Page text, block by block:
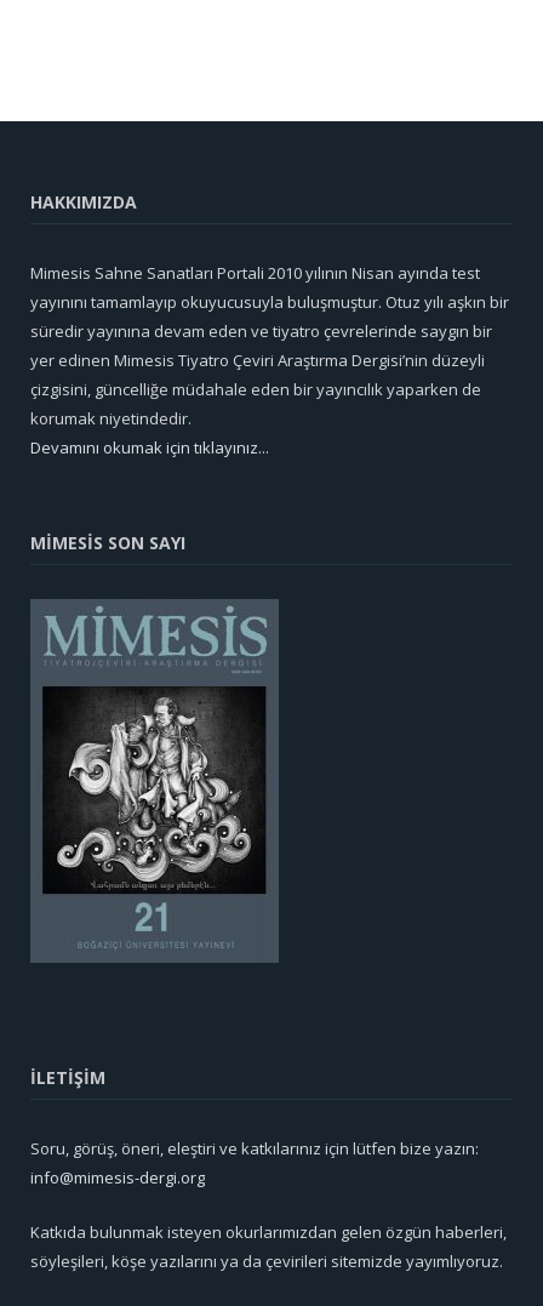
HAKKIMIZDA
Mimesis Sahne Sanatları Portali 2010 yılının Nisan ayında test
yayınını tamamlayıp okuyucusuyla buluşmuştur. Otuz yılı aşkın bir
süredir yayınına devam eden ve tiyatro çevrelerinde saygın bir
yer edinen Mimesis Tiyatro Çeviri Araştırma Dergisi’nin düzeyli
çizgisini, güncelliğe müdahale eden bir yayıncılık yaparken de
korumak niyetindedir.
Devamını okumak için tıklayınız...
MİMESİS SON SAYI
İLETİŞİM
Soru, görüş, öneri, eleştiri ve katkılarınız için lütfen bize yazın:
info@mimesis-dergi.org
Katkıda bulunmak isteyen okurlarımızdan gelen özgün haberleri,
söyleşileri, köşe yazılarını ya da çevirileri sitemizde yayımlıyoruz.